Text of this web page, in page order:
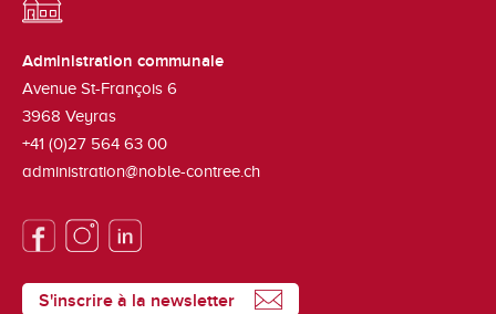
Administration communale
Avenue St-François 6
3968 Veyras
+41 (0)27 564 63 00
administration@noble-contree.ch
S'inscrire à la newsletter